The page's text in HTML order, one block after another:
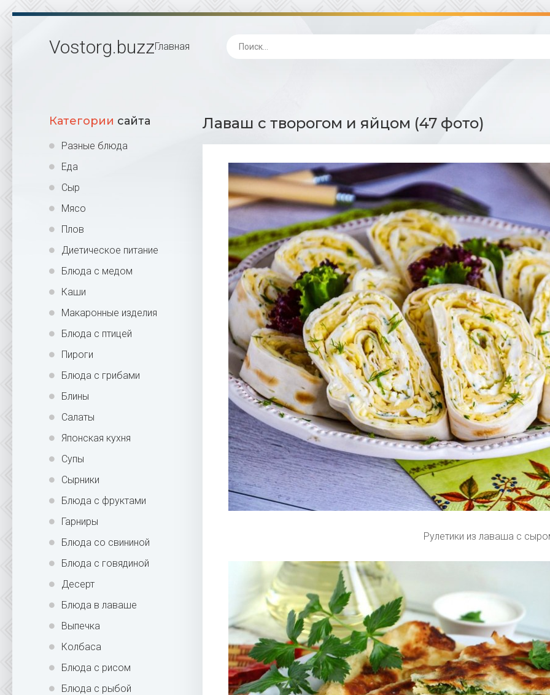
Vostorg.buzzГлавная
Категории сайта
Разные блюда
Еда
Сыр
Мясо
Плов
Диетическое питание
Блюда с медом
Каши
Макаронные изделия
Блюда с птицей
Пироги
Блюда с грибами
Блины
Салаты
Японская кухня
Супы
Сырники
Блюда с фруктами
Гарниры
Блюда со свининой
Блюда с говядиной
Десерт
Блюда в лаваше
Выпечка
Колбаса
Блюда с рисом
Блюда с рыбой
Лаваш с творогом и яйцом (47 фото)
Рулетики из лаваша с